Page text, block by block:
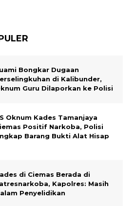
Bongkar Dugaan
di Kalibunder,
Guru Dilaporkan ke Polisi
Oknum Kades Tamanjaya
Positif Narkoba, Polisi
Barang Bukti Alat Hisap
di Ciemas Berada di
Kapolres: Masih
Penyelidikan